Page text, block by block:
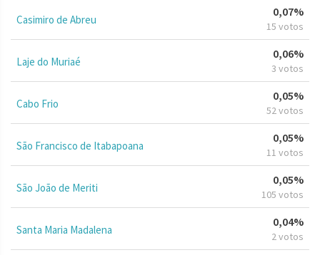
Casimiro de Abreu
0,07%
15 votos
Laje do Muriaé
0,06%
3 votos
Cabo Frio
0,05%
52 votos
São Francisco de Itabapoana
0,05%
11 votos
São João de Meriti
0,05%
105 votos
Santa Maria Madalena
0,04%
2 votos